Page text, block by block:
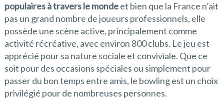
populaires à travers le mondeet bien que la France n’ait
pas un grand nombre de joueurs professionnels, elle
possède une scène active, principalement comme
activité récréative, avec environ 800 clubs. Le jeu est
apprécié pour sa nature sociale et conviviale. Que ce
soit pour des occasions spéciales ou simplement pour
passer du bon temps entre amis, le bowling est un choix
privilégié pour de nombreuses personnes.